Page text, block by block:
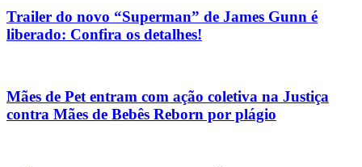
Trailer do novo “Superman” de James Gunn é
liberado: Confira os detalhes!
Mães de Pet entram com ação coletiva na Justiça
contra Mães de Bebês Reborn por plágio